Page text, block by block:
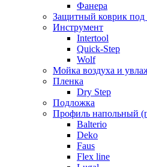
Фанера
Защитный коврик под
Инструмент
Intertool
Quick-Step
Wolf
Мойка воздуха и
Пленка
Dry Step
Подложка
Профиль напольный
Balterio
Deko
Faus
Flex line